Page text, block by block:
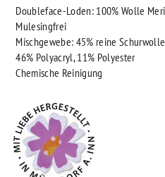
Doubleface-Loden: 100% Wolle
Mulesingfrei
Mischgewebe: 45% reine
46% Polyacryl, 11% Polyester
Chemische Reinigung